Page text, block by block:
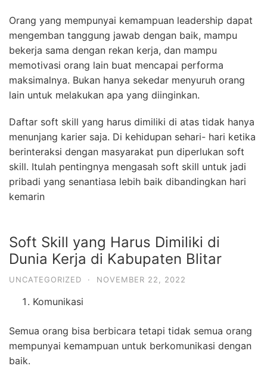
Orang yang mempunyai kemampuan leadership dapat
mengemban tanggung jawab dengan baik, mampu
bekerja sama dengan rekan kerja, dan mampu
memotivasi orang lain buat mencapai performa
maksimalnya. Bukan hanya sekedar menyuruh orang
lain untuk melakukan apa yang diinginkan.
Daftar soft skill yang harus dimiliki di atas tidak hanya
menunjang karier saja. Di kehidupan sehari- hari ketika
berinteraksi dengan masyarakat pun diperlukan soft
skill. Itulah pentingnya mengasah soft skill untuk jadi
pribadi yang senantiasa lebih baik dibandingkan hari
kemarin
Soft Skill yang Harus Dimiliki di
Dunia Kerja di Kabupaten Blitar
UNCATEGORIZED · NOVEMBER 22, 2022
Komunikasi
Semua orang bisa berbicara tetapi tidak semua orang
mempunyai kemampuan untuk berkomunikasi dengan
baik.